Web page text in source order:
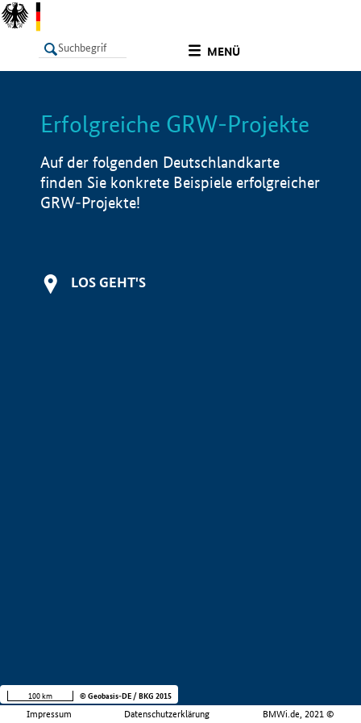
MENÜ
LISTE Info
Erfolgreiche GRW-Projekte
Auf der folgenden Deutschlandkarte
finden Sie konkrete Beispiele erfolgreicher
GRW-Projekte!
LOS GEHT'S
Impressum Datenschutzerklärung BMWi.de, 2021 ©
100 km © Geobasis-DE / BKG 2015